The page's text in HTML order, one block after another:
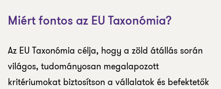
Miért fontos az EU Taxonómia?
Az EU Taxonómia célja, hogy a zöld átállás során
világos, tudományosan megalapozott
kritériumokat biztosítson a vállalatok és befektetők